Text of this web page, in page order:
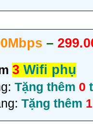
–
3 Wifi phụ
Tặng thêm 0
Tặng thêm